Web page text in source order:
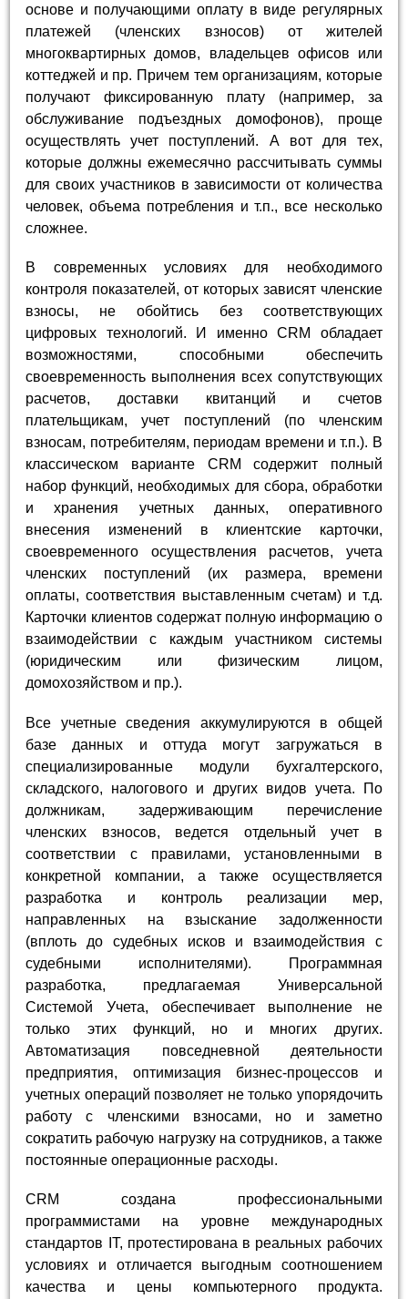
основе и получающими оплату в виде регулярных
платежей (членских взносов) от жителей
многоквартирных домов, владельцев офисов или
коттеджей и пр. Причем тем организациям, которые
получают фиксированную плату (например, за
обслуживание подъездных домофонов), проще
осуществлять учет поступлений. А вот для тех,
которые должны ежемесячно рассчитывать суммы
для своих участников в зависимости от количества
человек, объема потребления и т.п., все несколько
сложнее.
В современных условиях для необходимого
контроля показателей, от которых зависят членские
взносы, не обойтись без соответствующих
цифровых технологий. И именно CRM обладает
возможностями, способными обеспечить
своевременность выполнения всех сопутствующих
расчетов, доставки квитанций и счетов
плательщикам, учет поступлений (по членским
взносам, потребителям, периодам времени и т.п.). В
классическом варианте CRM содержит полный
набор функций, необходимых для сбора, обработки
и хранения учетных данных, оперативного
внесения изменений в клиентские карточки,
своевременного осуществления расчетов, учета
членских поступлений (их размера, времени
оплаты, соответствия выставленным счетам) и т.д.
Карточки клиентов содержат полную информацию о
взаимодействии с каждым участником системы
(юридическим или физическим лицом,
домохозяйством и пр.).
Все учетные сведения аккумулируются в общей
базе данных и оттуда могут загружаться в
специализированные модули бухгалтерского,
складского, налогового и других видов учета. По
должникам, задерживающим перечисление
членских взносов, ведется отдельный учет в
соответствии с правилами, установленными в
конкретной компании, а также осуществляется
разработка и контроль реализации мер,
направленных на взыскание задолженности
(вплоть до судебных исков и взаимодействия с
судебными исполнителями). Программная
разработка, предлагаемая Универсальной
Системой Учета, обеспечивает выполнение не
только этих функций, но и многих других.
Автоматизация повседневной деятельности
предприятия, оптимизация бизнес-процессов и
учетных операций позволяет не только упорядочить
работу с членскими взносами, но и заметно
сократить рабочую нагрузку на сотрудников, а также
постоянные операционные расходы.
CRM создана профессиональными
программистами на уровне международных
стандартов IT, протестирована в реальных рабочих
условиях и отличается выгодным соотношением
качества и цены компьютерного продукта.